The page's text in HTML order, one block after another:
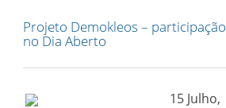
Projeto Demokleos – participação
no Dia Aberto
15 Julho,